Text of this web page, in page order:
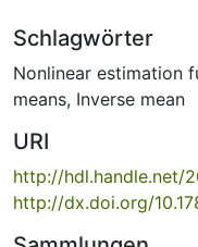
Schlagwörter
Nonlinear estimation
means, Inverse mean
URI
http://hdl.handle.net/
http://dx.doi.org/